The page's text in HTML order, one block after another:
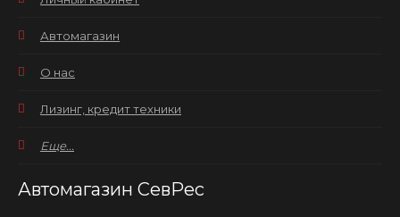
Автомагазин
О нас
Лизинг, кредит техники
Еще...
Автомагазин СевРес